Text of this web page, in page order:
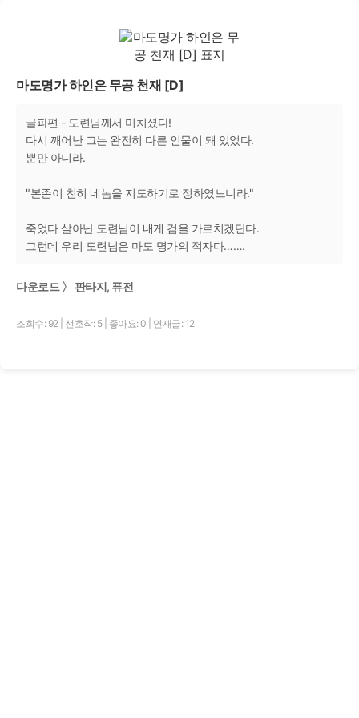
마도명가 하인은 무공 천재 [D]
글파편 - 도련님께서 미치셨다!
다시 깨어난 그는 완전히 다른 인물이 돼 있었다.
뿐만 아니라.
"본존이 친히 네놈을 지도하기로 정하였느니라."
죽었다 살아난 도련님이 내게 검을 가르치겠단다.
그런데 우리 도련님은 마도 명가의 적자다…….
다운로드 〉 판타지, 퓨전
조회수: 92 선호작: 5 좋아요: 0 연재글: 12